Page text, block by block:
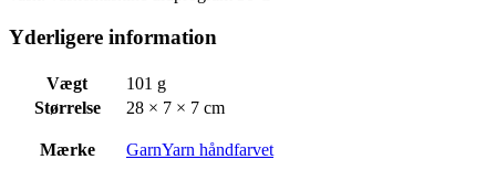
Yderligere information
Vægt
101 g
Størrelse
28 × 7 × 7 cm
Mærke GarnYarn håndfarvet